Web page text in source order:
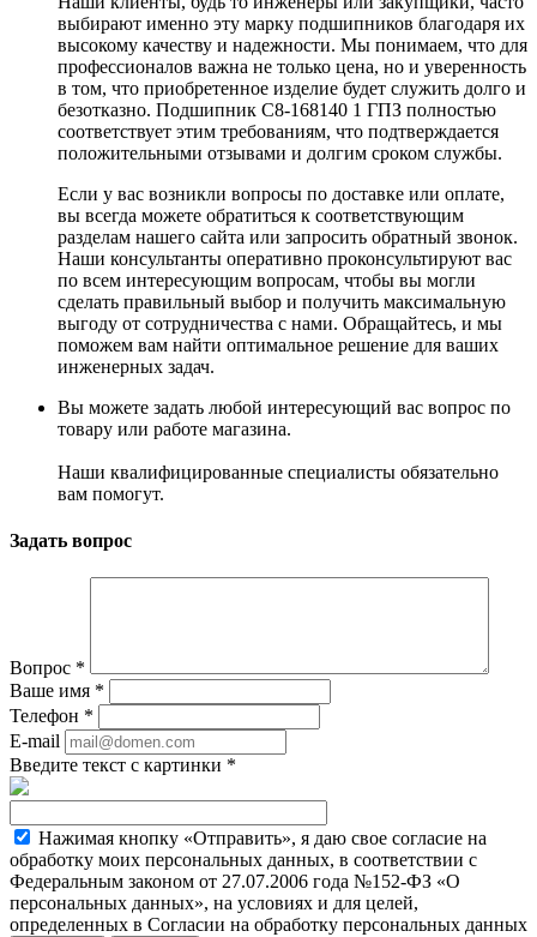
выбирают именно эту марку подшипников благодаря их
высокому качеству и надежности. Мы понимаем, что для
профессионалов важна не только цена, но и уверенность
в том, что приобретенное изделие будет служить долго и
безотказно. Подшипник С8-168140 1 ГПЗ полностью
соответствует этим требованиям, что подтверждается
положительными отзывами и долгим сроком службы.
Если у вас возникли вопросы по доставке или оплате,
вы всегда можете обратиться к соответствующим
разделам нашего сайта или запросить обратный звонок.
Наши консультанты оперативно проконсультируют вас
по всем интересующим вопросам, чтобы вы могли
сделать правильный выбор и получить максимальную
выгоду от сотрудничества с нами. Обращайтесь, и мы
поможем вам найти оптимальное решение для ваших
инженерных задач.
Вы можете задать любой интересующий вас вопрос по
товару или работе магазина.
Наши квалифицированные специалисты обязательно
вам помогут.
Задать вопрос
Вопрос *
Ваше имя *
Телефон *
E-mail
Введите текст с картинки *
Нажимая кнопку «Отправить», я даю свое согласие на
обработку моих персональных данных, в соответствии с
Федеральным законом от 27.07.2006 года №152-ФЗ «О
персональных данных», на условиях и для целей,
определенных в Согласии на обработку персональных данных